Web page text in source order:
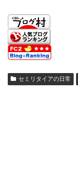
セミリタイアの日常